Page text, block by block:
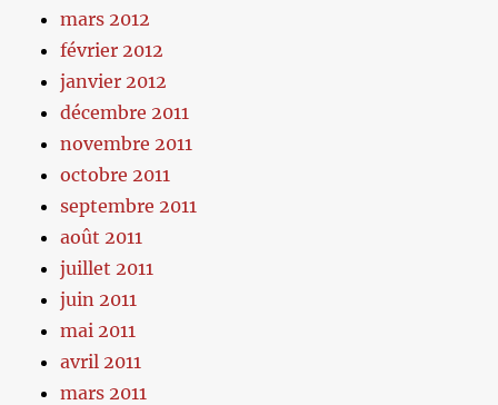
mars 2012
février 2012
janvier 2012
décembre 2011
novembre 2011
octobre 2011
septembre 2011
août 2011
juillet 2011
juin 2011
mai 2011
avril 2011
mars 2011